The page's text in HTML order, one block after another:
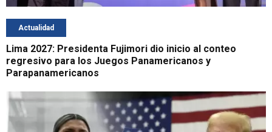
Actualidad
Lima 2027: Presidenta Fujimori dio inicio al conteo
regresivo para los Juegos Panamericanos y
Parapanamericanos